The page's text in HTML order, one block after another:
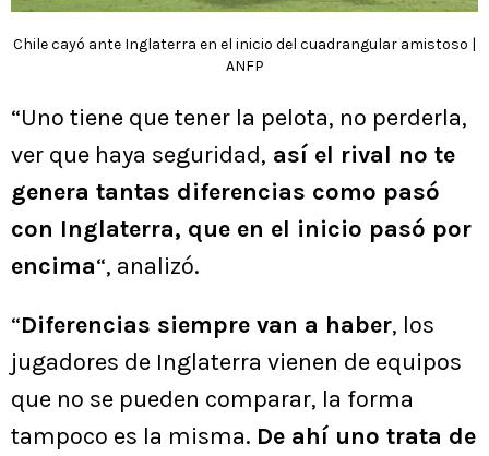
Chile cayó ante Inglaterra en el inicio del cuadrangular amistoso |
ANFP
“Uno tiene que tener la pelota, no perderla,
ver que haya seguridad, así el rival no te
genera tantas diferencias como pasó
con Inglaterra, que en el inicio pasó por
encima“, analizó.
“Diferencias siempre van a haber, los
jugadores de Inglaterra vienen de equipos
que no se pueden comparar, la forma
tampoco es la misma. De ahí uno trata de